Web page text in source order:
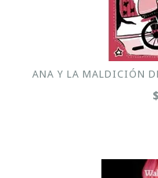
ANA Y LA MALDICIÓN